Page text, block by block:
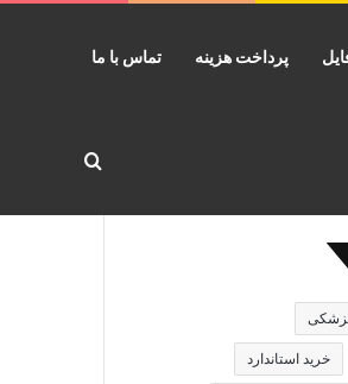
پرداخت هزینه تماس با ما
جستجو
خرید استاندارد